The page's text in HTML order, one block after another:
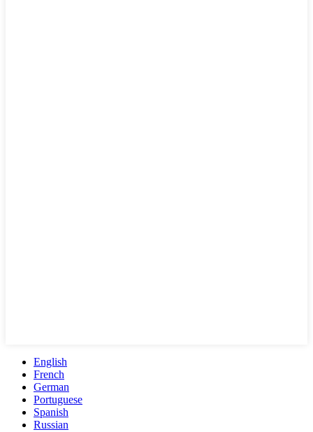
English
French
German
Portuguese
Spanish
Russian